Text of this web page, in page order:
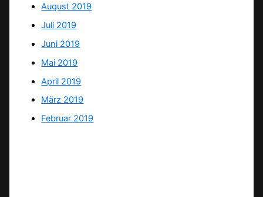
August 2019
Juli 2019
Juni 2019
Mai 2019
April 2019
März 2019
Februar 2019